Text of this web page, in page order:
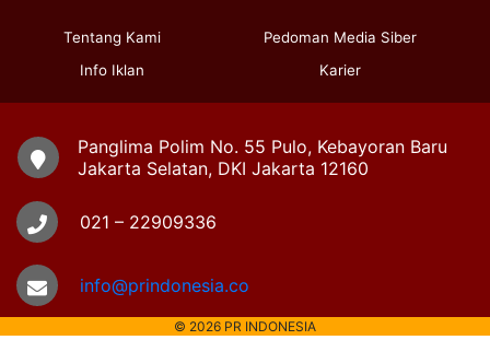
Tentang Kami
Info Iklan
Pedoman Media Siber
Karier
Panglima Polim No. 55 Pulo, Kebayoran Baru
Jakarta Selatan, DKI Jakarta 12160
021 – 22909336
info@prindonesia.co
© 2026 PR INDONESIA